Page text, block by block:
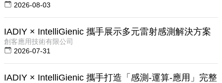
2026-08-03
IADIY × IntelliGienic 攜手展示多元雷射感測解決方案
創客應用技術有限公司
2026-07-31
IADIY × IntelliGienic 攜手打造「感測-運算-應用」完整